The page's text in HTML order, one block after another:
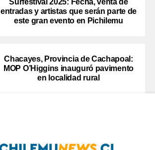
Surfestival 2025: Fecha, venta de
entradas y artistas que serán parte de
este gran evento en Pichilemu
Chacayes, Provincia de Cachapoal:
MOP O’Higgins inauguró pavimento
en localidad rural